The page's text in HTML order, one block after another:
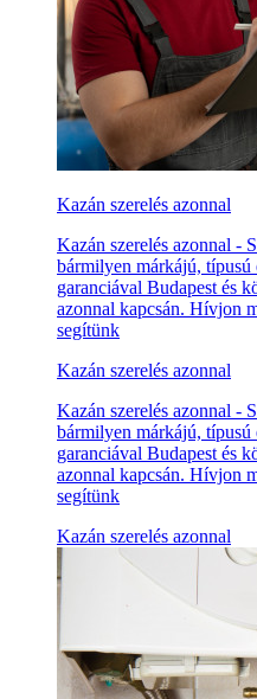
Kazán szerelés azonnal
Kazán szerelés azonnal -
bármilyen márkájú, típusú
garanciával Budapest és
azonnal kapcsán. Hívjon
segítünk
Kazán szerelés azonnal
Kazán szerelés azonnal -
bármilyen márkájú, típusú
garanciával Budapest és
azonnal kapcsán. Hívjon
segítünk
Kazán szerelés azonnal